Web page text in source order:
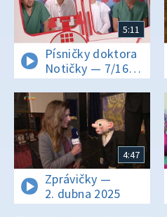
5:11
Písničky doktora
Notičky — 7/16
Klára
4:47
Zprávičky —
2. dubna 2025